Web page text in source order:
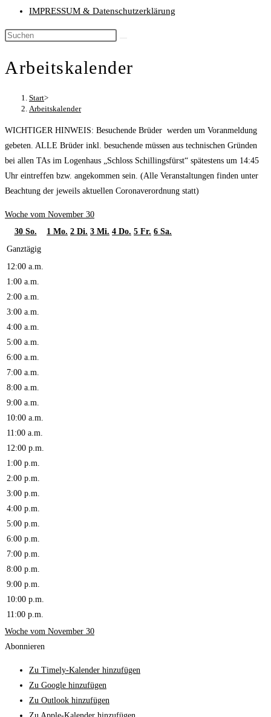
IMPRESSUM & Datenschutzerklärung
Diese
durchsuchen
Arbeitskalender
Start>
Arbeitskalender
WICHTIGER HINWEIS: Besuchende Brüder werden um Voranmeldung
gebeten. ALLE Brüder inkl. besuchende müssen aus technischen Gründen
bei allen TAs im Logenhaus „Schloss Schillingsfürst“ spätestens um 14:45
Uhr eintreffen bzw. angekommen sein. (Alle Veranstaltungen finden unter
Beachtung der jeweils aktuellen Coronaverordnung statt)
Woche vom November 30
30 So. 1 Mo. 2 Di. 3 Mi. 4 Do. 5 Fr. 6 Sa.
Ganztägig
12:00 a.m.
1:00 a.m.
2:00 a.m.
3:00 a.m.
4:00 a.m.
5:00 a.m.
6:00 a.m.
7:00 a.m.
8:00 a.m.
9:00 a.m.
10:00 a.m.
11:00 a.m.
12:00 p.m.
1:00 p.m.
2:00 p.m.
3:00 p.m.
4:00 p.m.
5:00 p.m.
6:00 p.m.
7:00 p.m.
8:00 p.m.
9:00 p.m.
10:00 p.m.
11:00 p.m.
Woche vom November 30
Abonnieren
Zu Timely-Kalender hinzufügen
Zu Google hinzufügen
Zu Outlook hinzufügen